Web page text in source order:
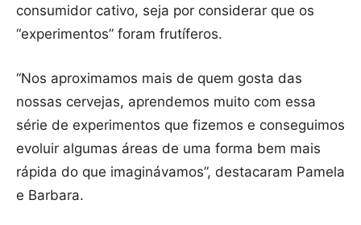
consumidor cativo, seja por considerar que os
“experimentos” foram frutíferos.
“Nos aproximamos mais de quem gosta das
nossas cervejas, aprendemos muito com essa
série de experimentos que fizemos e conseguimos
evoluir algumas áreas de uma forma bem mais
rápida do que imaginávamos”, destacaram Pamela
e Barbara.